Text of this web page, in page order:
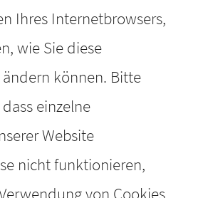
Ihres Internetbrowsers,
wie Sie diese
können. Bitte
einzelne
Website
nicht funktionieren,
von Cookies